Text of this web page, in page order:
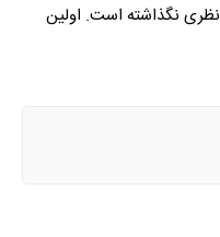
نگذاشته است. اولین